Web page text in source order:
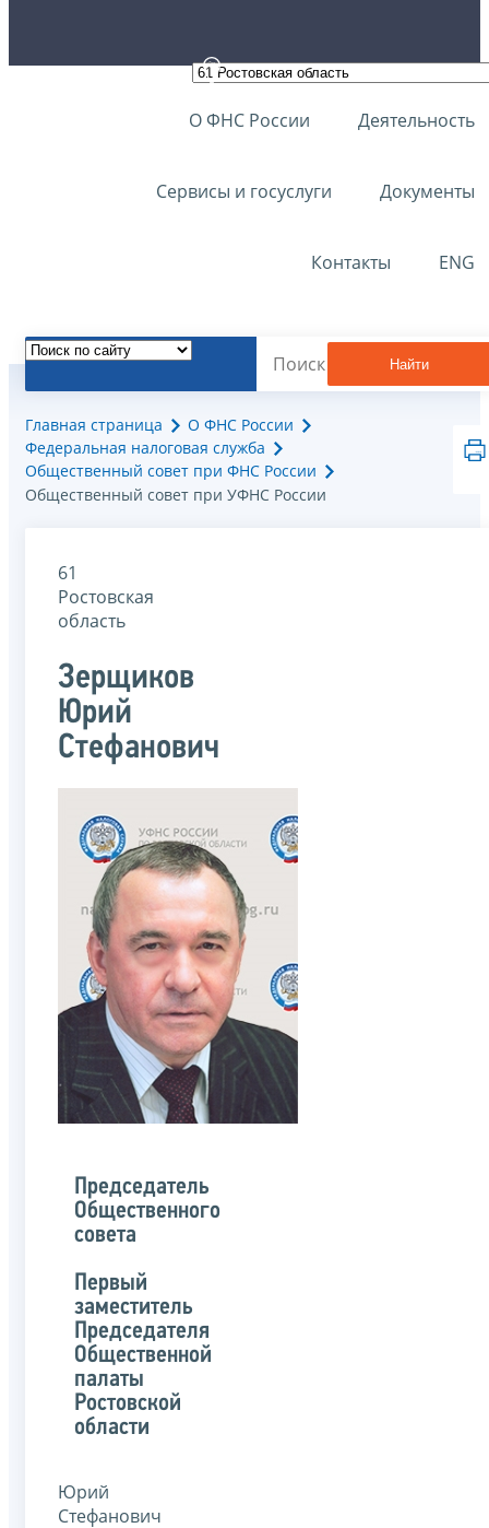
О ФНС России Деятельность
Сервисы и госуслуги Документы
Контакты ENG
Найти
Главная страница
О ФНС России
Федеральная налоговая служба
Общественный совет при ФНС России
Общественный совет при УФНС России
61
Ростовская
область
Зерщиков
Юрий
Стефанович
Председатель
Общественного
совета
Первый
заместитель
Председателя
Общественной
палаты
Ростовской
области
Юрий
Стефанович